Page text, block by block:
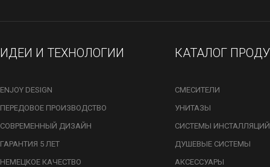
ИДЕИ И ТЕХНОЛОГИИ
ENJOY DESIGN
ПЕРЕДОВОЕ ПРОИЗВОДСТВО
СОВРЕМЕННЫЙ ДИЗАЙН
ГАРАНТИЯ 5 ЛЕТ
НЕМЕЦКОЕ КАЧЕСТВО
КАТАЛОГ
СМЕСИТЕЛИ
УНИТАЗЫ
СИСТЕМЫ ИНСТАЛЛЯЦИЙ
ДУШЕВЫЕ СИСТЕМЫ
АКСЕССУАРЫ